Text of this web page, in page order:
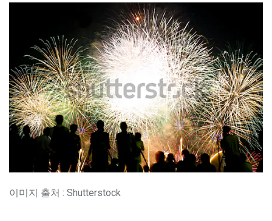
이미지 출처 : Shutterstock